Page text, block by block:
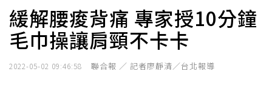
緩解腰痠背痛 專家授10分鐘
毛巾操讓肩頸不卡卡
2022-05-02 09:46:58 聯合報 ／ 記者廖靜清／台北報導